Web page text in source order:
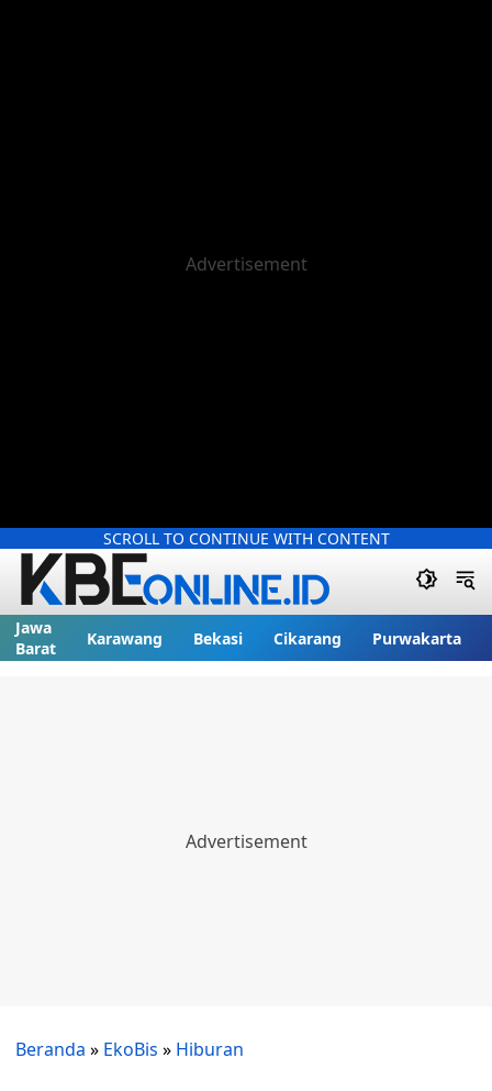
SCROLL TO CONTINUE WITH CONTENT
Jawa
Barat
Karawang Bekasi Cikarang Purwakarta
Beranda » EkoBis » Hiburan